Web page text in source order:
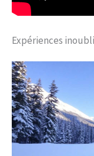
Expériences